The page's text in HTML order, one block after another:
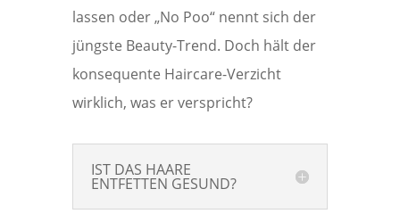
lassen oder „No Poo“ nennt sich der
jüngste Beauty-Trend. Doch hält der
konsequente Haircare-Verzicht
wirklich, was er verspricht?
IST DAS HAARE
ENTFETTEN GESUND?